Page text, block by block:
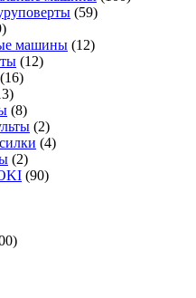
(59)
машины (12)
(12)
(16)
(8)
(2)
(4)
(2)
(90)